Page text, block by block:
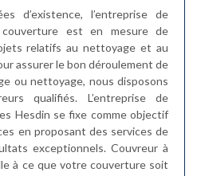
d’existence, l’entreprise de
est en mesure de
relatifs au nettoyage et au
assurer le bon déroulement de
ou nettoyage, nous disposons
qualifiés. L’entreprise de
Hesdin se fixe comme objectif
en proposant des services de
exceptionnels. Couvreur à
à ce que votre couverture soit